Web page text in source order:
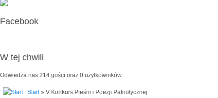
Facebook
W tej chwili
Odwiedza nas 214 gości oraz 0 użytkowników.
Start» V Konkurs Pieśni i Poezji Patriotycznej